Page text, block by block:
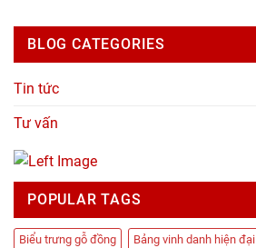
BLOG CATEGORIES
Tin tức
Tư vấn
POPULAR TAGS
Biểu trưng gỗ đồng Bảng vinh danh hiện đại